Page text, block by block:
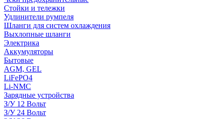
Стойки и тележки
Удлинители румпеля
Шланги для систем охлаждения
Выхлопные шланги
Электрика
Аккумуляторы
Бытовые
AGM, GEL
LiFePO4
Li-NMC
Зарядные устройства
З/У 12 Вольт
З/У 24 Вольт